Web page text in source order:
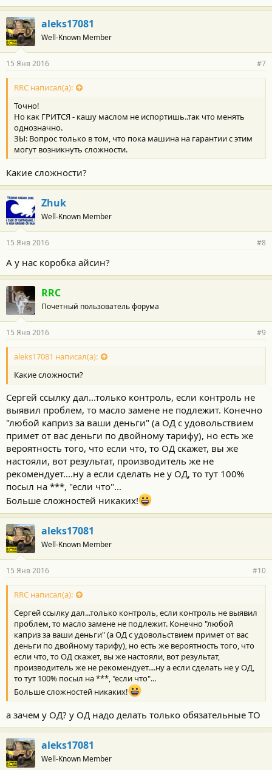
aleks17081
Well-Known Member
15 Янв 2016 #7
RRC написал(а):
Точно!
Но как ГРИТСЯ - кашу маслом не испортишь..так что менять
однозначно.
ЗЫ: Вопрос только в том, что пока машина на гарантии с этим
могут возникнуть сложности.
Какие сложности?
Zhuk
Well-Known Member
15 Янв 2016 #8
А у нас коробка айсин?
RRC
Почетный пользователь форума
15 Янв 2016 #9
aleks17081 написал(а):
Какие сложности?
Сергей ссылку дал...только контроль, если контроль не
выявил проблем, то масло замене не подлежит. Конечно
"любой каприз за ваши деньги" (а ОД с удовольствием
примет от вас деньги по двойному тарифу), но есть же
вероятность того, что если что, то ОД скажет, вы же
настояли, вот результат, производитель же не
рекомендует....ну а если сделать не у ОД, то тут 100%
посыл на ***, "если что"...
Больше сложностей никаких!
aleks17081
Well-Known Member
15 Янв 2016 #10
RRC написал(а):
Сергей ссылку дал...только контроль, если контроль не выявил
проблем, то масло замене не подлежит. Конечно "любой
каприз за ваши деньги" (а ОД с удовольствием примет от вас
деньги по двойному тарифу), но есть же вероятность того, что
если что, то ОД скажет, вы же настояли, вот результат,
производитель же не рекомендует....ну а если сделать не у ОД,
то тут 100% посыл на ***, "если что"...
Больше сложностей никаких!
а зачем у ОД? у ОД надо делать только обязательные ТО
aleks17081
Well-Known Member